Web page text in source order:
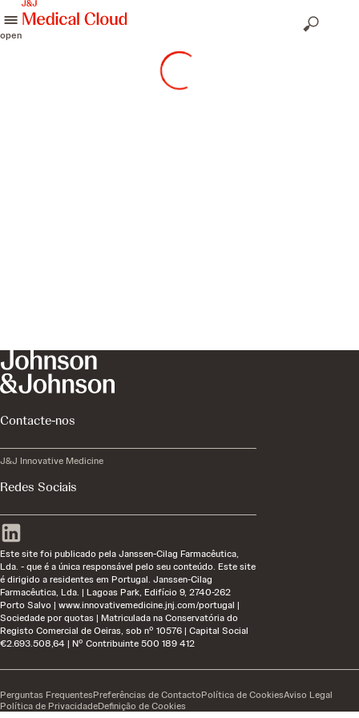
open
Contacte-nos
J&J Innovative Medicine
Redes Sociais
Este site foi publicado pela Janssen-Cilag Farmacêutica,
Lda. - que é a única responsável pelo seu conteúdo. Este site
é dirigido a residentes em Portugal. Janssen-Cilag
Farmacêutica, Lda. | Lagoas Park, Edifício 9, 2740-262
Porto Salvo | www.innovativemedicine.jnj.com/portugal |
Sociedade por quotas | Matriculada na Conservatória do
Registo Comercial de Oeiras, sob nº 10576 | Capital Social
€2.693.508,64 | Nº Contribuinte 500 189 412
Perguntas FrequentesPreferências de ContactoPolítica de CookiesAviso Legal
Política de PrivacidadeDefinição de Cookies